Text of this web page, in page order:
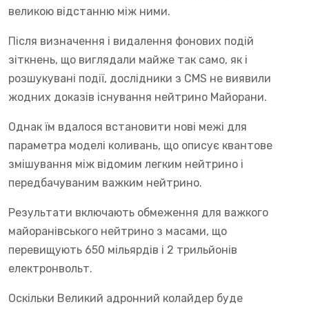
великою відстанню між ними.
Після визначення і видалення фонових подій
зіткнень, що виглядали майже так само, як і
розшукувані події, дослідники з CMS не виявили
жодних доказів існування нейтрино Майорани.
Однак їм вдалося встановити нові межі для
параметра моделі коливань, що описує квантове
змішування між відомим легким нейтрино і
передбачуваним важким нейтрино.
Результати включають обмеження для важкого
майоранівського нейтрино з масами, що
перевищують 650 мільярдів і 2 трильйонів
електронвольт.
Оскільки Великий адронний колайдер буде